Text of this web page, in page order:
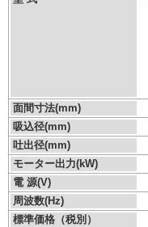
面間寸法(mm)
吸込径(mm)
吐出径(mm)
モーター出力(kW)
電 源(V)
周波数(Hz)
標準価格（税別）